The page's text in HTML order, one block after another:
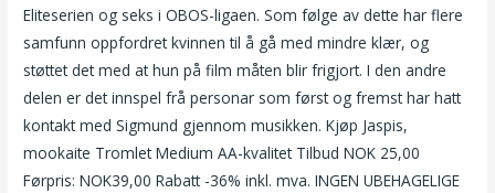
Eliteserien og seks i OBOS-ligaen. Som følge av dette har flere
samfunn oppfordret kvinnen til å gå med mindre klær, og
støttet det med at hun på film måten blir frigjort. I den andre
delen er det innspel frå personar som først og fremst har hatt
kontakt med Sigmund gjennom musikken. Kjøp Jaspis,
mookaite Tromlet Medium AA-kvalitet Tilbud NOK 25,00
Førpris: NOK39,00 Rabatt -36% inkl. mva. INGEN UBEHAGELIGE